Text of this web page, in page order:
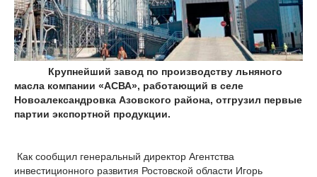
Крупнейший завод по производству льняного
масла компании «АСВА», работающий в селе
Новоалександровка Азовского района, отгрузил первые
партии экспортной продукции.
Как сообщил генеральный директор Агентства
инвестиционного развития Ростовской области Игорь